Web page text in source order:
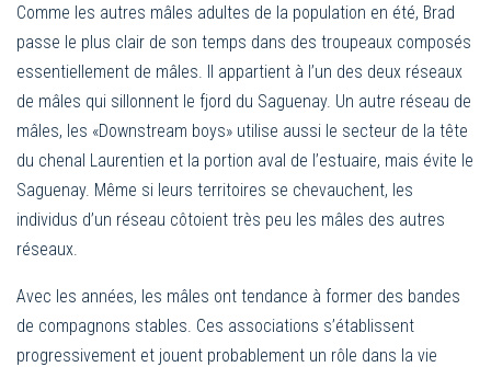
Comme les autres mâles adultes de la population en été, Brad
passe le plus clair de son temps dans des troupeaux composés
essentiellement de mâles. Il appartient à l’un des deux réseaux
de mâles qui sillonnent le fjord du Saguenay. Un autre réseau de
mâles, les «Downstream boys» utilise aussi le secteur de la tête
du chenal Laurentien et la portion aval de l’estuaire, mais évite le
Saguenay. Même si leurs territoires se chevauchent, les
individus d’un réseau côtoient très peu les mâles des autres
réseaux.
Avec les années, les mâles ont tendance à former des bandes
de compagnons stables. Ces associations s’établissent
progressivement et jouent probablement un rôle dans la vie